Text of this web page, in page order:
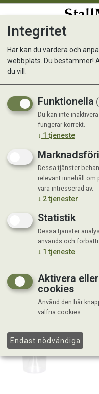
Behållare till
Integritet
Här kan du värdera och
webbplats. Du bestämmer!
du vill.
Funktionella
Du kan inte
fungerar korrekt.
↓ 1 tjeneste
Dessa tjänster
relevant innehåll om
vara intresserad av.
↓ 2tjenester
Statistik
Dessa tjänster
används och
↓ 1 tjeneste
Aktivera
cookies
Använd den här
valfria cookies.
Endast nödvändiga